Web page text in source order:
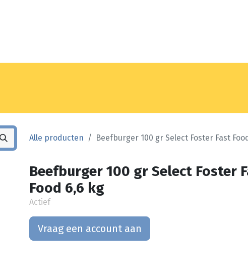
Alle producten Beefburger 100 gr Select Foster Fast
Beefburger 100 gr Select Foster
Food 6,6 kg
Actief
Vraag een account aan